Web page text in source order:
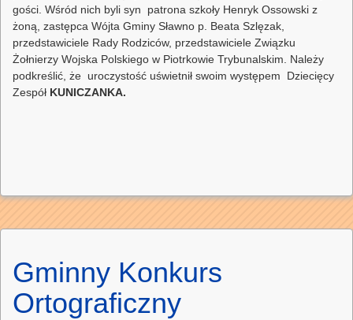
gości. Wśród nich byli syn patrona szkoły Henryk Ossowski z
żoną, zastępca Wójta Gminy Sławno p. Beata Szlęzak,
przedstawiciele Rady Rodziców, przedstawiciele Związku
Żołnierzy Wojska Polskiego w Piotrkowie Trybunalskim. Należy
podkreślić, że uroczystość uświetnił swoim występem Dziecięcy
Zespół KUNICZANKA.
Gminny Konkurs
Ortograficzny